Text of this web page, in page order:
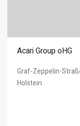
Acari Group oHG
Graf-Zeppelin-
Holstein